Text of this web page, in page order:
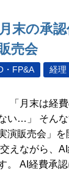
月末の承
売会
・FP&A 経理
月末は経費
い…」 そん
演販売会」
えながら、
。 AI経費承